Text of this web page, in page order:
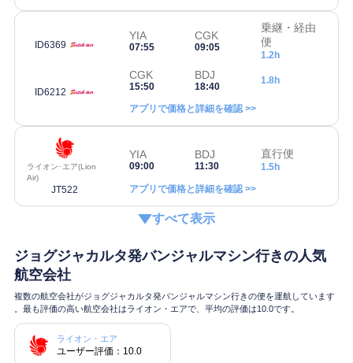
ID6369
YIA
07:55
CGK
09:05
乗継・経由
便
1.2h
ID6212
CGK
15:50
BDJ
18:40
1.8h
アプリで価格と詳細を確認 >>
ライオン･エア(Lion
Air)
JT522
YIA
09:00
BDJ
11:30
直行便
1.5h
アプリで価格と詳細を確認 >>
すべて表示
ジョグジャカルタ発バンジャルマシン行きの人気
航空会社
複数の航空会社がジョグジャカルタ発バンジャルマシン行きの便を運航しています
。最も評価の高い航空会社はライオン・エアで、平均の評価は10.0です。
ライオン・エア
ユーザー評価：10.0